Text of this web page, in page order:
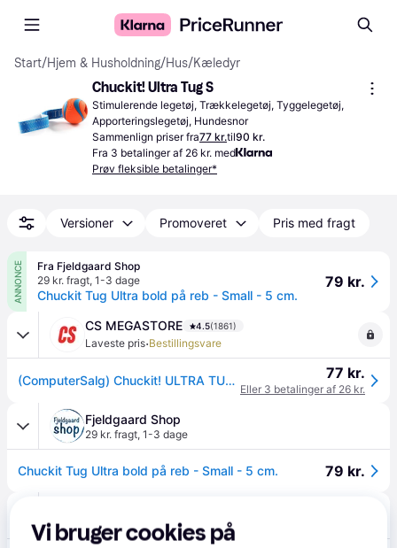
Start/Hjem & Husholdning/Hus/Kæledyr
Chuckit! Ultra Tug S
Stimulerende legetøj, Trækkelegetøj, Tyggelegetøj,
Apporteringslegetøj, Hundesnor
Sammenlign priser fra77 kr.til90 kr.
Fra 3 betalinger af 26 kr. med
Prøv fleksible betalinger*
Versioner Promoveret Pris med fragt
ANNONCE
Fra Fjeldgaard Shop
29 kr. fragt, 1-3 dage
Chuckit Tug Ultra bold på reb - Small - 5 cm.
79 kr.
CS MEGASTORE 4.5(1861)
Laveste pris·Bestillingsvare
(ComputerSalg) Chuckit! ULTRA TUG SMALL (231101) 77 kr.
Eller 3 betalinger af 26 kr.
Fjeldgaard Shop
29 kr. fragt, 1-3 dage
Chuckit Tug Ultra bold på reb - Small - 5 cm. 79 kr.
39 kr. fragt 1 dag
Vi bruger cookies på